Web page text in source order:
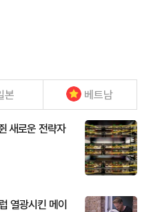
본 베트남
새로운 전략자
열광시킨 메이